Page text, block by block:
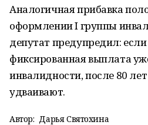
Аналогичная прибавка
оформлении I группы
депутат предупредил:
фиксированная выплата
инвалидности, после 80
удваивают.
Автор: Дарья Святохина